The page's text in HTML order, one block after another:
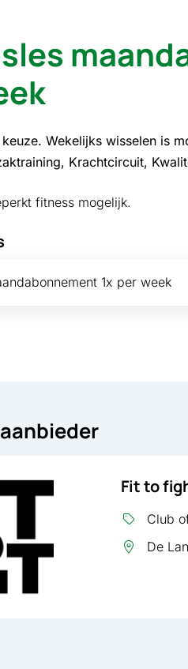
Wekelijks wisselen is
Krachtcircuit,
fitness mogelijk.
1x per week
Fit to
Club
De